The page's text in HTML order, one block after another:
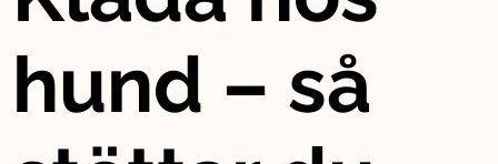
hund – så